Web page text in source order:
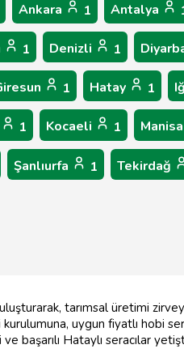
Ankara 1 Antalya
1 Denizli 1
1 Hatay 1
1 Kocaeli 1 Manisa
Şanlıurfa 1 Tekirdağ
tarımsal üretimi
uygun fiyatlı hobi
ve başarılı Hataylı seracılar